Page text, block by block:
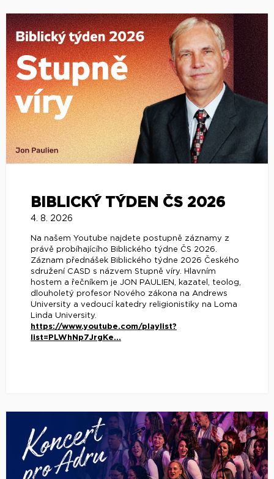
BIBLICKÝ TÝDEN ČS 2026
4. 8. 2026
Na našem Youtube najdete postupně záznamy z
právě probíhajícího Biblického týdne ČS 2026.
Záznam přednášek Biblického týdne 2026 Českého
sdružení CASD s názvem Stupně víry. Hlavním
hostem a řečníkem je JON PAULIEN, kazatel, teolog,
dlouholetý profesor Nového zákona na Andrews
University a vedoucí katedry religionistiky na Loma
Linda University.
https://www.youtube.com/playlist?
list=PLWhNp7JrgKe...